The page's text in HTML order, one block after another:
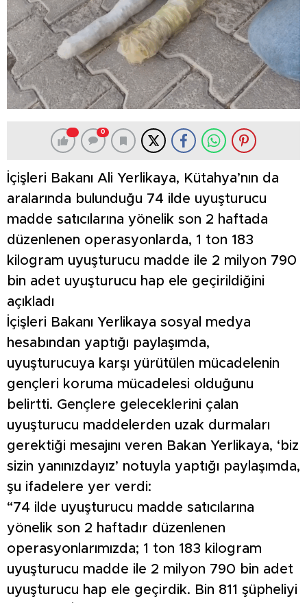
0
İçişleri Bakanı Ali Yerlikaya, Kütahya’nın da
aralarında bulunduğu 74 ilde uyuşturucu
madde satıcılarına yönelik son 2 haftada
düzenlenen operasyonlarda, 1 ton 183
kilogram uyuşturucu madde ile 2 milyon 790
bin adet uyuşturucu hap ele geçirildiğini
açıkladı
İçişleri Bakanı Yerlikaya sosyal medya
hesabından yaptığı paylaşımda,
uyuşturucuya karşı yürütülen mücadelenin
gençleri koruma mücadelesi olduğunu
belirtti. Gençlere geleceklerini çalan
uyuşturucu maddelerden uzak durmaları
gerektiği mesajını veren Bakan Yerlikaya, ‘biz
sizin yanınızdayız’ notuyla yaptığı paylaşımda,
şu ifadelere yer verdi:
“74 ilde uyuşturucu madde satıcılarına
yönelik son 2 haftadır düzenlenen
operasyonlarımızda; 1 ton 183 kilogram
uyuşturucu madde ile 2 milyon 790 bin adet
uyuşturucu hap ele geçirdik. Bin 811 şüpheliyi